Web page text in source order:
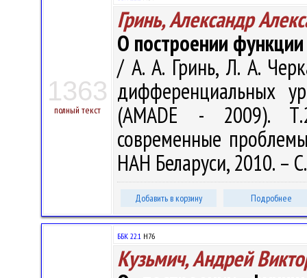
1363
полный текст
Гринь, Александр
О построении
/ А. А. Гринь, Л. А.
дифференциальных
(AMADE - 2009).
современные
НАН Беларуси, 2010. –
Добавить в корзину Подробнее
ББК 22.1 Н76
Кузьмич, Андрей